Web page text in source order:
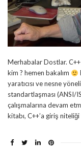
Merhabalar Dostlar.
kim ? hemen bakalım
yaratıcısı ve nesne
standartlaşması (ANSI/
çalışmalarına devam
kitabı, C++’a giriş